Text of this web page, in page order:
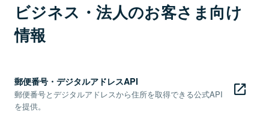
ビジネス・法人のお客さま向け
情報
郵便番号・デジタルアドレスAPI
郵便番号とデジタルアドレスから住所を取得できる公式API
を提供。